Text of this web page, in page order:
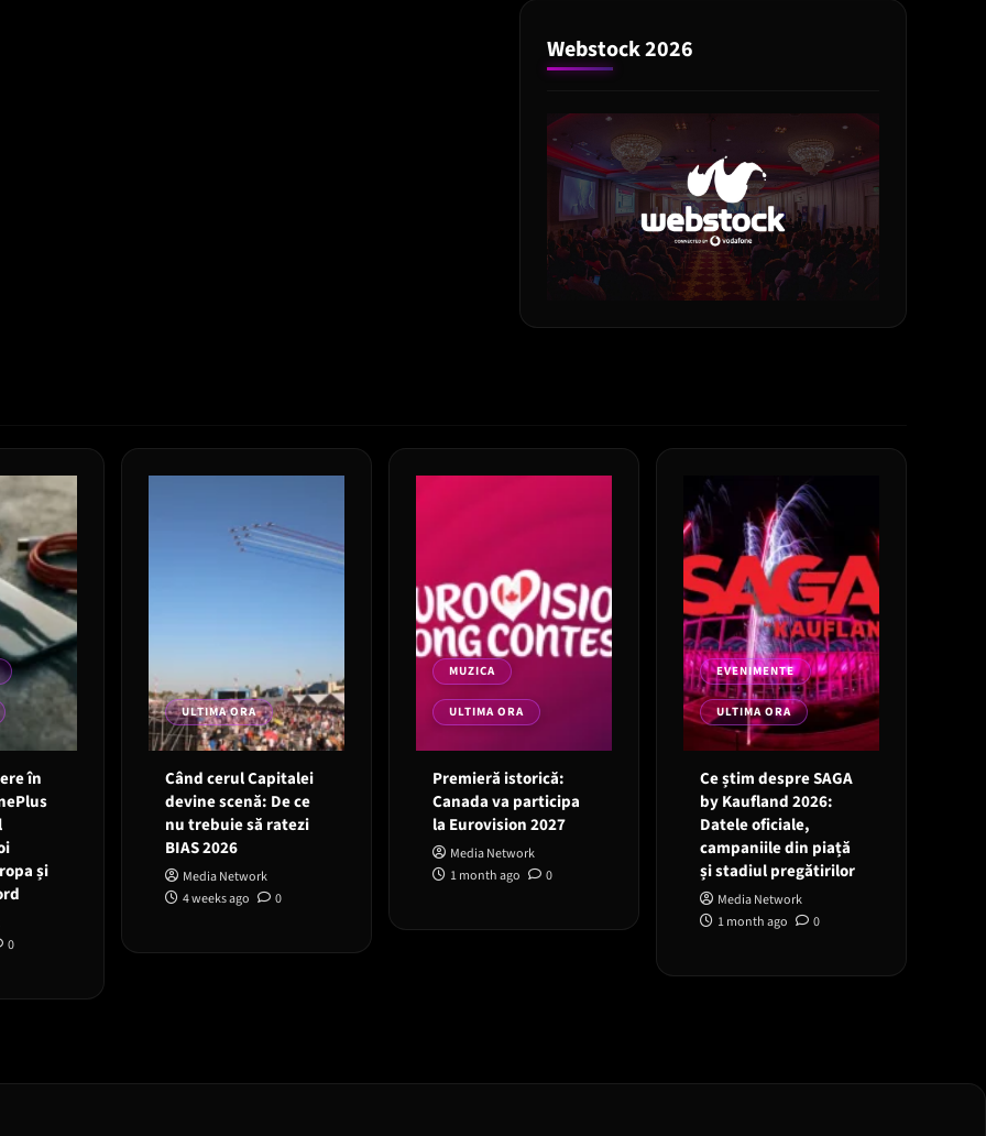
Webstock 2026
în
și
0
ULTIMA ORA
Când cerul Capitalei
devine scenă: De ce
nu trebuie să ratezi
BIAS 2026
Media Network
4 weeks ago
0
MUZICA
ULTIMA ORA
Premieră istorică:
Canada va participa
la Eurovision 2027
Media Network
1 month ago
0
EVENIMENTE
ULTIMA ORA
Ce știm despre SAGA
by Kaufland 2026:
Datele oficiale,
campaniile din piață
și stadiul pregătirilor
Media Network
1 month ago
0